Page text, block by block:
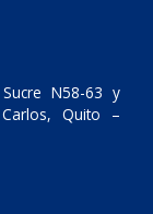
N58-63 y
Quito –